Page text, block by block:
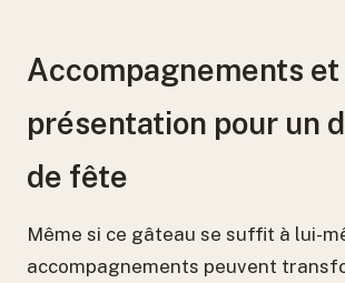
Accompagnements et
présentation pour un
de fête
Même si ce gâteau se suffit à lui-
accompagnements peuvent